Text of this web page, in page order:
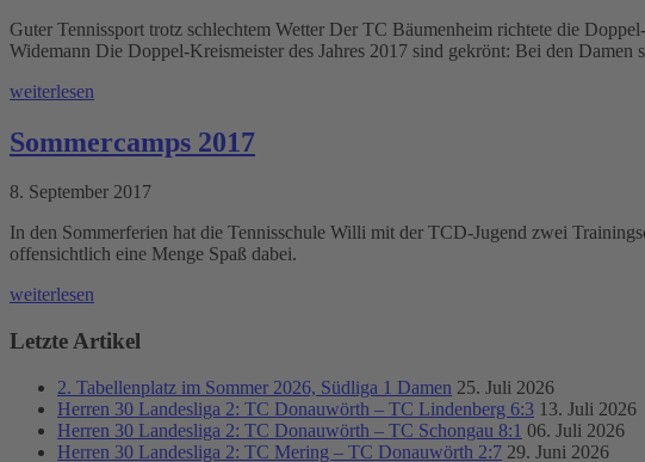
Guter Tennissport trotz schlechtem Wetter Der TC Bäumenheim richtete die
Widemann Die Doppel-Kreismeister des Jahres 2017 sind gekrönt: Bei den Damen
weiterlesen
Sommercamps 2017
8. September 2017
In den Sommerferien hat die Tennisschule Willi mit der TCD-Jugend zwei
offensichtlich eine Menge Spaß dabei.
weiterlesen
Letzte Artikel
2. Tabellenplatz im Sommer 2026, Südliga 1 Damen 25. Juli 2026
Herren 30 Landesliga 2: TC Donauwörth – TC Lindenberg 6:3 13. Juli 2026
Herren 30 Landesliga 2: TC Donauwörth – TC Schongau 8:1 06. Juli 2026
Herren 30 Landesliga 2: TC Mering – TC Donauwörth 2:7 29. Juni 2026